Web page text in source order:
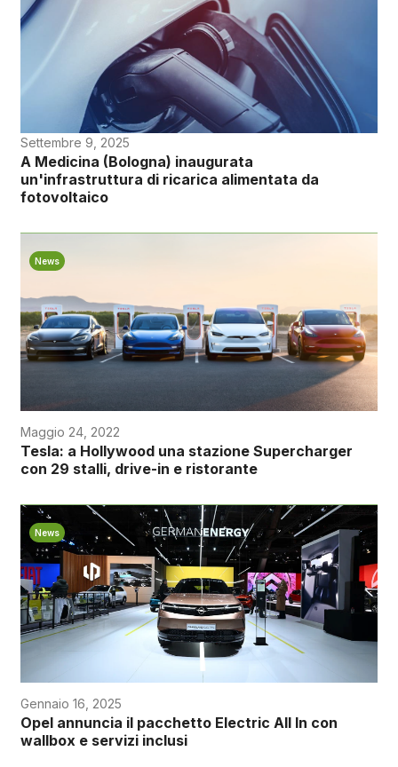
Settembre 9, 2025
A Medicina (Bologna) inaugurata
un'infrastruttura di ricarica alimentata da
fotovoltaico
News
Maggio 24, 2022
Tesla: a Hollywood una stazione Supercharger
con 29 stalli, drive-in e ristorante
News
Gennaio 16, 2025
Opel annuncia il pacchetto Electric All In con
wallbox e servizi inclusi